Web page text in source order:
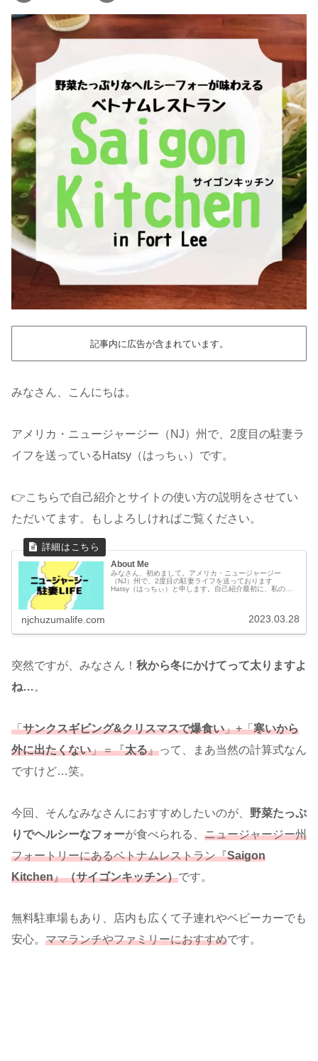
記事内に広告が含まれています。
みなさん、こんにちは。
アメリカ・ニュージャージー（NJ）州で、2度目の駐妻ラ
イフを送っているHatsy（はっちぃ）です。
👉こちらで自己紹介とサイトの使い方の説明をさせてい
ただいてます。もしよろしければご覧ください。
About Me
みなさん、初めまして。アメリカ・ニュージャージー
（NJ）州で、2度目の駐妻ライフを送っております
Hatsy（はっちぃ）と申します。自己紹介最初に、私の自
njchuzumalife.com 2023.03.28
突然ですが、みなさん！ 秋から冬にかけてって太りますよ
ね…。
「サンクスギビング&クリスマスで爆食い」+「寒いから
外に出たくない」＝『太る』って、まあ当然の計算式なん
ですけど…笑。
今回、そんなみなさんにおすすめしたいのが、 野菜たっぷ
りでヘルシーなフォーが食べられる、 ニュージャージー州
フォートリーにあるベトナムレストラン『Saigon
Kitchen』（サイゴンキッチン）です。
無料駐車場もあり、店内も広くて子連れやベビーカーでも
安心。 ママランチやファミリーにおすすめです。